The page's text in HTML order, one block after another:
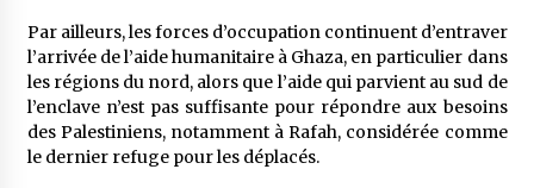
2 semaines ago
Droit à l’affiliation au régime national de
retraite : Coup d’envoi d’une campagne de
sensibilisation au profit de la communauté
nationale à l’étranger
2 semaines ago
Par ailleurs, les forces d’occupation continuent d’entraver
l’arrivée de l’aide humanitaire à Ghaza, en particulier dans
les régions du nord, alors que l’aide qui parvient au sud de
l’enclave n’est pas suffisante pour répondre aux besoins
des Palestiniens, notamment à Rafah, considérée comme
le dernier refuge pour les déplacés.